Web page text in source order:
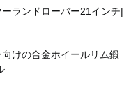
ランドローバー21インチ|
けの合金ホイールリム鍛